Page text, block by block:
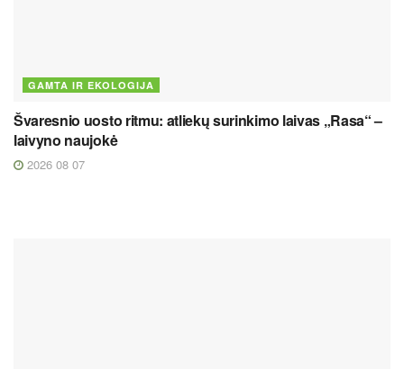
GAMTA IR EKOLOGIJA
Švaresnio uosto ritmu: atliekų surinkimo laivas „Rasa“ –
laivyno naujokė
2026 08 07